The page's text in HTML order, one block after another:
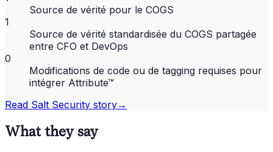
Source de vérité pour le COGS
1
Source de vérité standardisée du COGS partagée
entre CFO et DevOps
0
Modifications de code ou de tagging requises pour
intégrer Attribute™
Read Salt Security story→
What they say